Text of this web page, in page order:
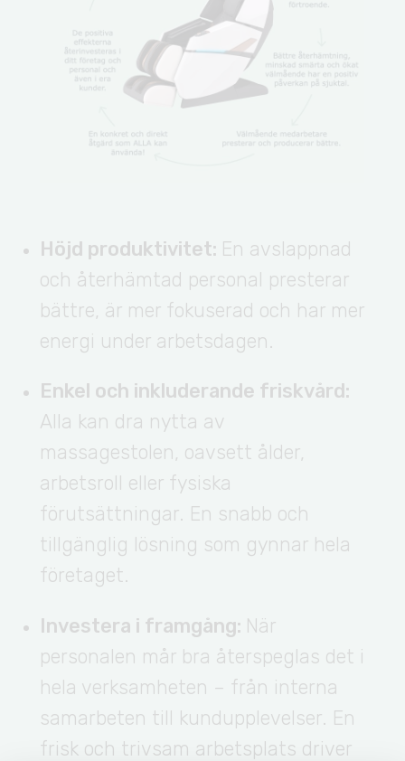
Höjd produktivitet: En avslappnad
och återhämtad personal presterar
bättre, är mer fokuserad och har mer
energi under arbetsdagen.
Enkel och inkluderande friskvård:
Alla kan dra nytta av
massagestolen, oavsett ålder,
arbetsroll eller fysiska
förutsättningar. En snabb och
tillgänglig lösning som gynnar hela
företaget.
Investera i framgång: När
personalen mår bra återspeglas det i
hela verksamheten – från interna
samarbeten till kundupplevelser. En
frisk och trivsam arbetsplats driver